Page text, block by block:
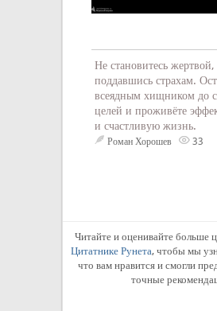
Не становитесь жертвой,
поддавшись страхам.
всеядным хищником до
целей и проживёте
и счастливую жизнь.
Роман Хорошев 33
Читайте и оценивайте больше
Цитатнике Рунета, чтобы мы
что вам нравится и смогли
точные